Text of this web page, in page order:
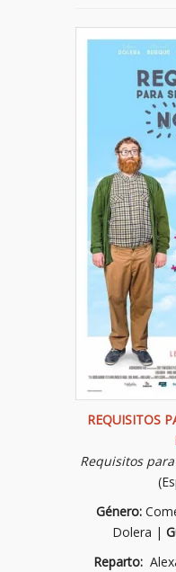
REQUISITOS
Requisitos
Género:
Dolera |
Reparto: